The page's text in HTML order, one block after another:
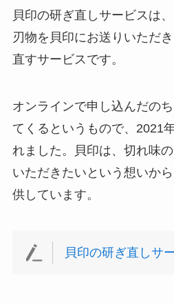
貝印の研ぎ直しサービスは
刃物を貝印にお送りいただ
直すサービスです。
オンラインで申し込んだの
てくるというもので、2021
れました。貝印は、切れ味
いただきたいという想いか
供しています。
貝印の研ぎ直しサ